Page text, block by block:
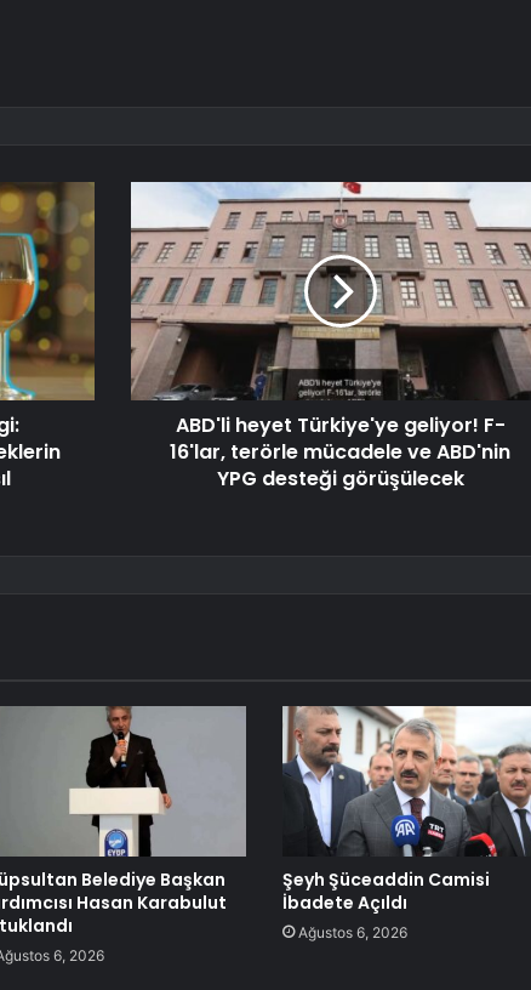
ABD'li heyet Türkiye'ye geliyor! F-
16'lar, terörle mücadele ve ABD'nin
YPG desteği görüşülecek
Belediye Başkan
Hasan Karabulut
6, 2026
Şeyh Şüceaddin Camisi
İbadete Açıldı
Ağustos 6, 2026